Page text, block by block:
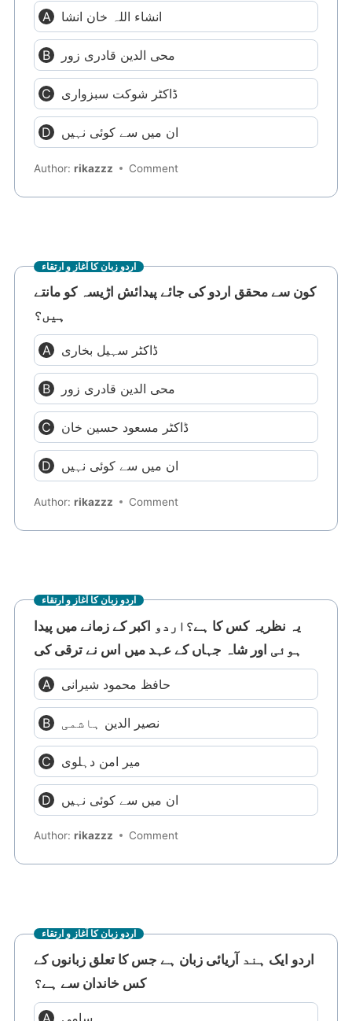
انشاء اللہ خان انشا
محی الدین قادری زور
ڈاکٹر شوکت سبزواری
ان میں سے کوئی نہیں
Author:rikazzz Comment
اردو زبان کا آغاز و ارتقاء
کون سے محقق اردو کی جائے پیدائش اڑیسہ کو مانتے
ہیں؟
ڈاکٹر سہیل بخاری
محی الدین قادری زور
ڈاکٹر مسعود حسین خان
ان میں سے کوئی نہیں
Author:rikazzz Comment
اردو زبان کا آغاز و ارتقاء
یہ نظریہ کس کا ہے؟اردو اکبر کے زمانے میں پیدا
ہوئی اور شاہ جہاں کے عہد میں اس نے ترقی کی
حافظ محمود شیرانی
نصیر الدین ہاشمی
میر امن دہلوی
ان میں سے کوئی نہیں
Author:rikazzz Comment
اردو زبان کا آغاز و ارتقاء
اردو ایک ہند آریائی زبان ہے جس کا تعلق زبانوں کے
کس خاندان سے ہے؟
سامی